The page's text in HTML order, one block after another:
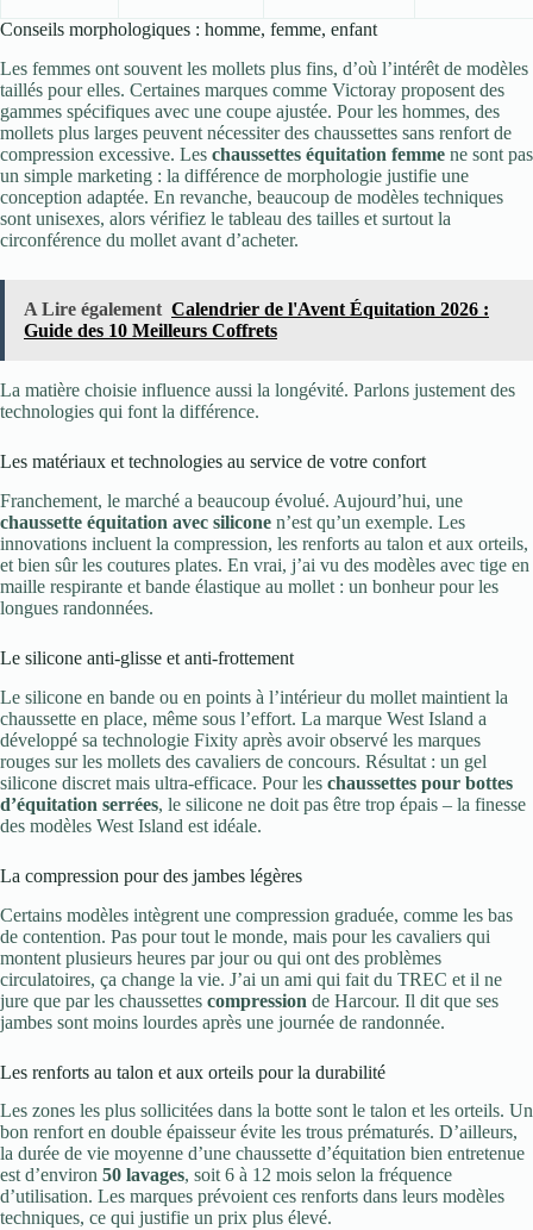
Conseils morphologiques : homme, femme, enfant
Les femmes ont souvent les mollets plus fins, d’où l’intérêt de modèles
taillés pour elles. Certaines marques comme Victoray proposent des
gammes spécifiques avec une coupe ajustée. Pour les hommes, des
mollets plus larges peuvent nécessiter des chaussettes sans renfort de
compression excessive. Les chaussettes équitation femme ne sont pas
un simple marketing : la différence de morphologie justifie une
conception adaptée. En revanche, beaucoup de modèles techniques
sont unisexes, alors vérifiez le tableau des tailles et surtout la
circonférence du mollet avant d’acheter.
A Lire également Calendrier de l'Avent Équitation 2026 :
Guide des 10 Meilleurs Coffrets
La matière choisie influence aussi la longévité. Parlons justement des
technologies qui font la différence.
Les matériaux et technologies au service de votre confort
Franchement, le marché a beaucoup évolué. Aujourd’hui, une
chaussette équitation avec silicone n’est qu’un exemple. Les
innovations incluent la compression, les renforts au talon et aux orteils,
et bien sûr les coutures plates. En vrai, j’ai vu des modèles avec tige en
maille respirante et bande élastique au mollet : un bonheur pour les
longues randonnées.
Le silicone anti-glisse et anti-frottement
Le silicone en bande ou en points à l’intérieur du mollet maintient la
chaussette en place, même sous l’effort. La marque West Island a
développé sa technologie Fixity après avoir observé les marques
rouges sur les mollets des cavaliers de concours. Résultat : un gel
silicone discret mais ultra-efficace. Pour les chaussettes pour bottes
d’équitation serrées, le silicone ne doit pas être trop épais – la finesse
des modèles West Island est idéale.
La compression pour des jambes légères
Certains modèles intègrent une compression graduée, comme les bas
de contention. Pas pour tout le monde, mais pour les cavaliers qui
montent plusieurs heures par jour ou qui ont des problèmes
circulatoires, ça change la vie. J’ai un ami qui fait du TREC et il ne
jure que par les chaussettes compression de Harcour. Il dit que ses
jambes sont moins lourdes après une journée de randonnée.
Les renforts au talon et aux orteils pour la durabilité
Les zones les plus sollicitées dans la botte sont le talon et les orteils. Un
bon renfort en double épaisseur évite les trous prématurés. D’ailleurs,
la durée de vie moyenne d’une chaussette d’équitation bien entretenue
est d’environ 50 lavages, soit 6 à 12 mois selon la fréquence
d’utilisation. Les marques prévoient ces renforts dans leurs modèles
techniques, ce qui justifie un prix plus élevé.